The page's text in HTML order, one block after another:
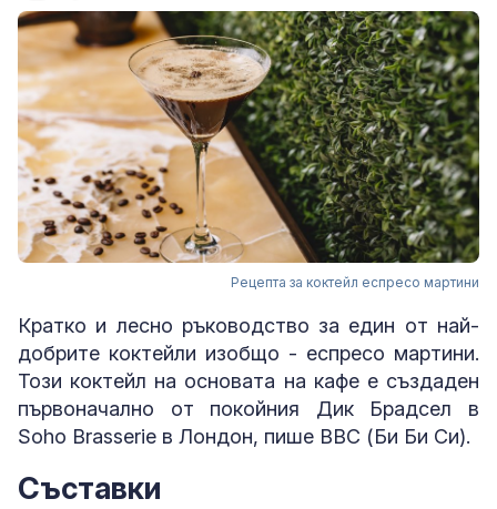
Рецепта за коктейл еспресо мартини
Кратко и лесно ръководство за един от най-
добрите коктейли изобщо - еспресо мартини.
Този коктейл на основата на кафе е създаден
първоначално от покойния Дик Брадсел в
Soho Brasserie в Лондон, пише BBC (Би Би Си).
Съставки